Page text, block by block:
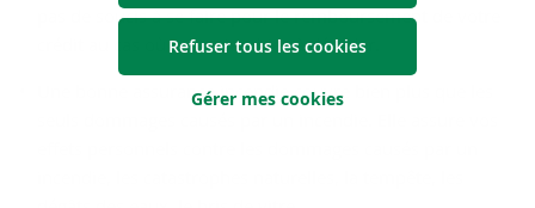
Refuser tous les cookies
Gérer mes cookies
pas de soucis à se faire pour le remboursement de votre
crédit au cas où vous viendriez à décéder.
Une bonne assurance incendie couvre bien plus que les